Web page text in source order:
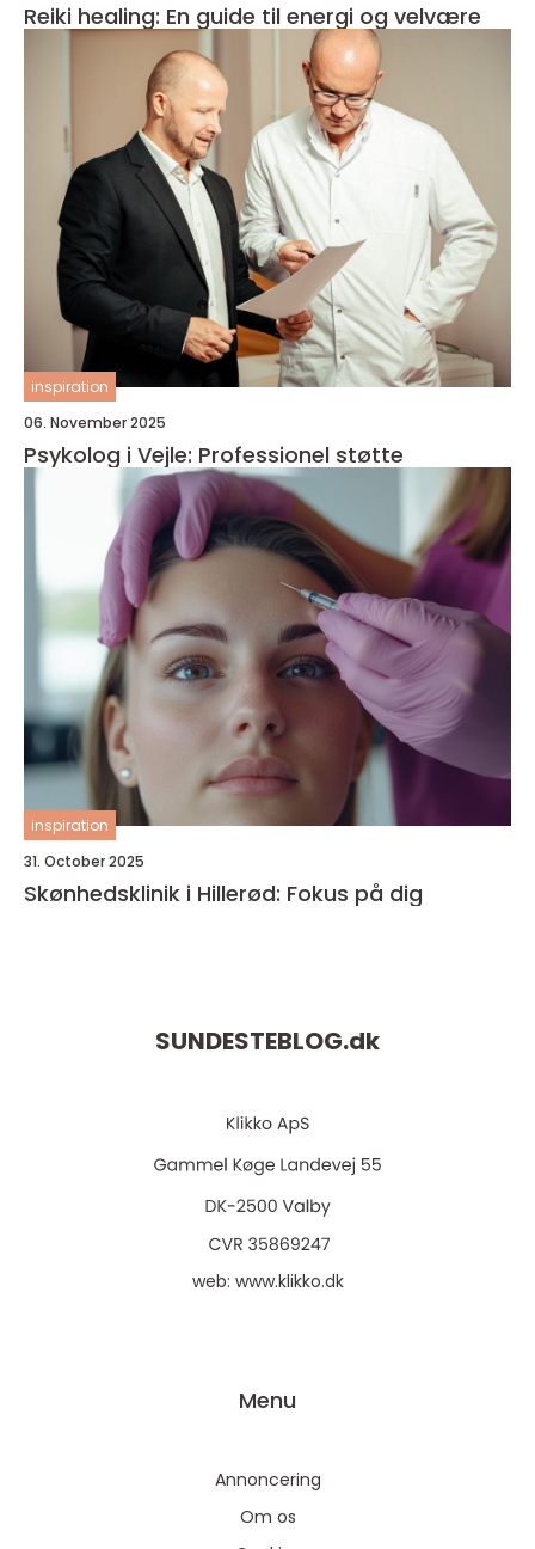
Reiki healing: En guide til energi og velvære
inspiration
06. November 2025
Psykolog i Vejle: Professionel støtte
inspiration
31. October 2025
Skønhedsklinik i Hillerød: Fokus på dig
SUNDESTEBLOG.dk
web: www.klikko.dk
Menu
Annoncering
Om os